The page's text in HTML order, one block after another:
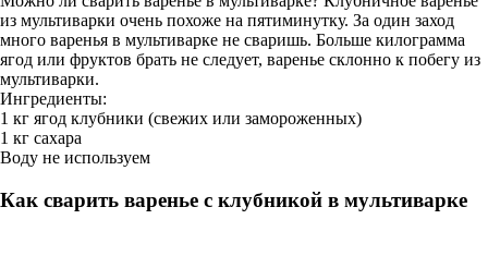
из мультиварки очень похоже на пятиминутку. За один заход
много варенья в мультиварке не сваришь. Больше килограмма
ягод или фруктов брать не следует, варенье склонно к побегу из
мультиварки.
Ингредиенты:
1 кг ягод клубники (свежих или замороженных)
1 кг сахара
Воду не используем
Как сварить варенье с клубникой в мультиварке